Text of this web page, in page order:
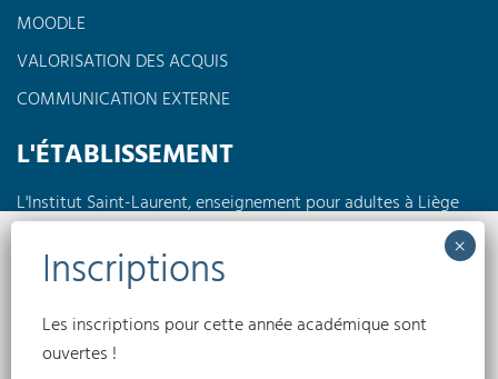
Nous utilisons des cookies pour optimiser notre site web et notre service.
Accepter
MOODLE
VALORISATION DES ACQUIS
COMMUNICATION EXTERNE
L'ÉTABLISSEMENT
L'Institut Saint-Laurent, enseignement pour adultes à Liège
propose des formations à horaires réduits en journée, en
soirée ou encore le week-end dans différents domaines tels
que l'électricité, la pédagogie, l'informatique, les langues,
l'électromécanique...
Conditions générales
Les inscriptions pour cette année académique sont
ouvertes !